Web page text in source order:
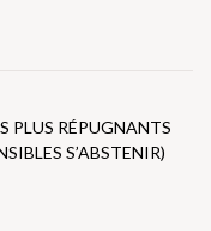
PLUS RÉPUGNANTS
S’ABSTENIR)